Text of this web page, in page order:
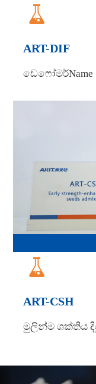

ART-DIF
ඩෙෆෝමර්Name

ART-CSH
මුලින්ම ශක්තිය